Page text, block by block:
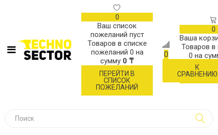
0
Ваш список
пожеланий пуст
Товаров в списке
пожеланий 0 на
сумму 0 ₸
ПЕРЕЙТИ В
СПИСОК
ПОЖЕЛАНИЙ
0
К
СРАВНЕНИЮ
0
Ваша
Товаров в
0 на